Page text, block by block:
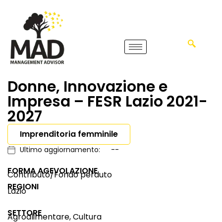
Donne, Innovazione e
Impresa – FESR Lazio 2021-
2027
Imprenditoria femminile
Ultimo aggiornamento: --
FORMA AGEVOLAZIONE
Contributo/Fondo perduto
REGIONI
Lazio
SETTORE
Agroalimentare, Cultura